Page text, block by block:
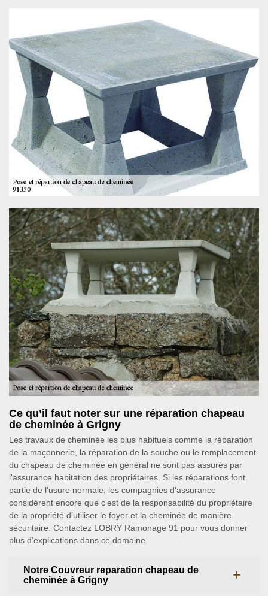
Ce qu’il faut noter sur une réparation chapeau
de cheminée à Grigny
Les travaux de cheminée les plus habituels comme la réparation
de la maçonnerie, la réparation de la souche ou le remplacement
du chapeau de cheminée en général ne sont pas assurés par
l'assurance habitation des propriétaires. Si les réparations font
partie de l'usure normale, les compagnies d'assurance
considèrent encore que c'est de la responsabilité du propriétaire
de la propriété d'utiliser le foyer et la cheminée de manière
sécuritaire. Contactez LOBRY Ramonage 91 pour vous donner
plus d’explications dans ce domaine.
Notre Couvreur reparation chapeau de
cheminée à Grigny